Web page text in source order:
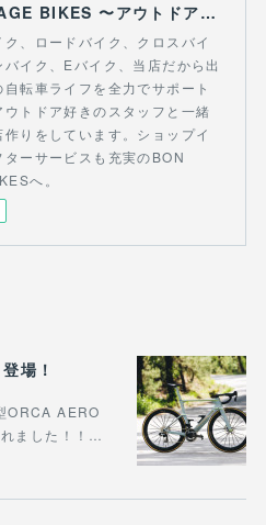
BON VOYAGE BIKES 〜アウトドアライフにつながる自転車専門店〜
、ロードバイク、クロスバイ
イク、Eバイク、当店だから出
転車ライフを全力でサポート
トドア好きのスタッフと一緒
りをしています。ショップイ
ターサービスも充実のBON
へ。
場！
ORCA AERO
ました！！…